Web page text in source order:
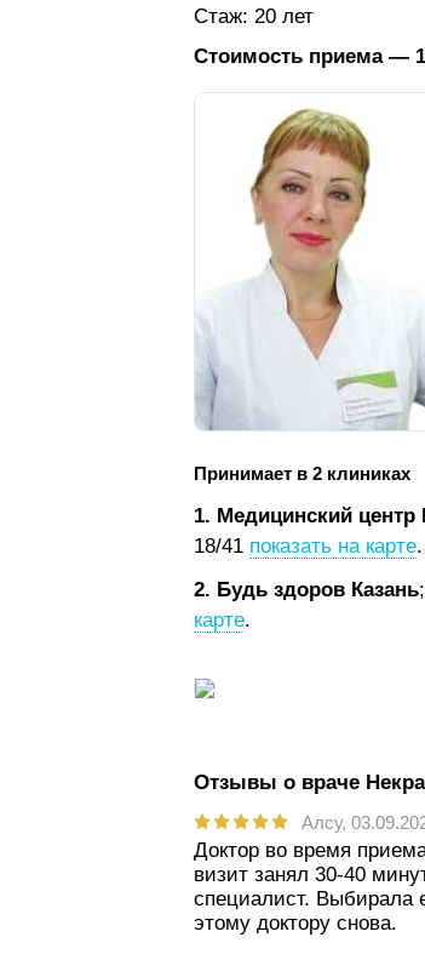
Стаж: 20 лет
Стоимость приема —
Принимает в 2 клиниках
1. Медицинский центр
18/41 показать на карте.
2. Будь здоров Казань
карте.
Отзывы о враче
Алсу,
Доктор во время
визит занял 30-40
специалист. Выбирала
этому доктору снова.